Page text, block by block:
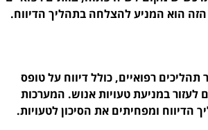
הוא המניע להצלחה בתהליך הדיווח.
רפואיים, כולל דיווח על טופס
לעזור במניעת טעויות אנוש. המערכות
ומפחיתים את הסיכון לטעויות.